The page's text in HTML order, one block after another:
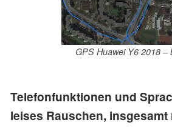
GPS Huawei Y6 2018 –
Telefonfunktionen und
leises Rauschen, insgesamt